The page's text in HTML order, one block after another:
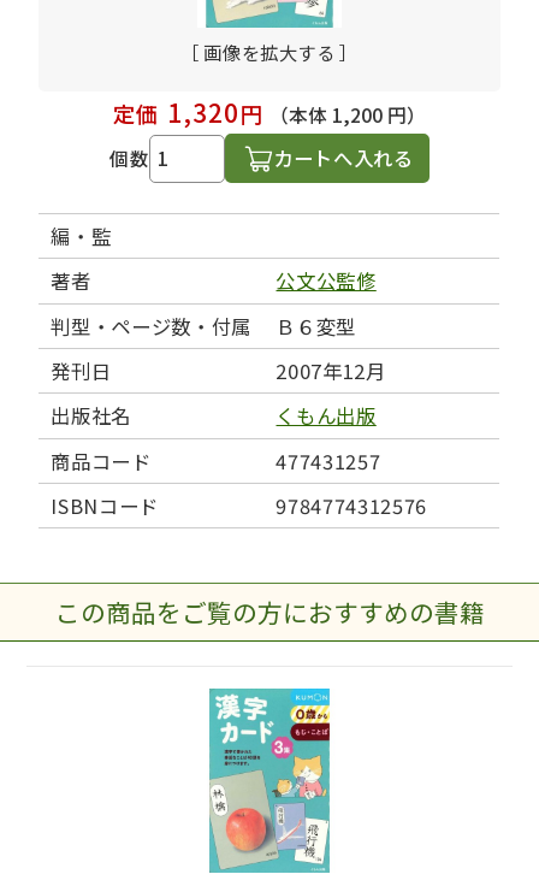
［ 画像を拡大する ］
定価 1,320円
（本体 1,200 円）
個数
カートへ入れる
編・監
著者
公文公監修
判型・ページ数・付属
Ｂ６変型
発刊日
2007年12月
出版社名
くもん出版
商品コード
477431257
ISBNコード
9784774312576
この商品をご覧の方におすすめの書籍